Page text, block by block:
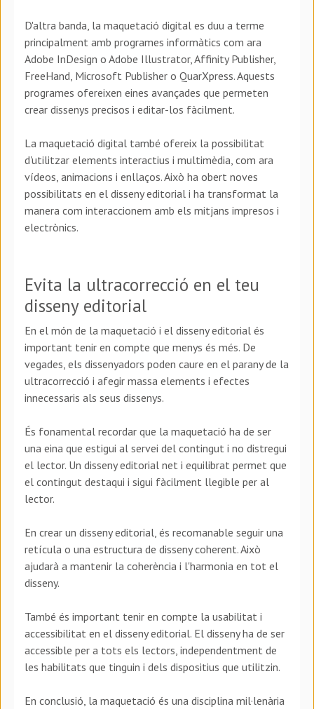
D'altra banda, la maquetació digital es duu a terme
principalment amb programes informàtics com ara
Adobe InDesign o Adobe Illustrator, Affinity Publisher,
FreeHand, Microsoft Publisher o QuarXpress. Aquests
programes ofereixen eines avançades que permeten
crear dissenys precisos i editar-los fàcilment.
La maquetació digital també ofereix la possibilitat
d'utilitzar elements interactius i multimèdia, com ara
vídeos, animacions i enllaços. Això ha obert noves
possibilitats en el disseny editorial i ha transformat la
manera com interaccionem amb els mitjans impresos i
electrònics.
Evita la ultracorrecció en el teu
disseny editorial
En el món de la maquetació i el disseny editorial és
important tenir en compte que menys és més. De
vegades, els dissenyadors poden caure en el parany de la
ultracorrecció i afegir massa elements i efectes
innecessaris als seus dissenys.
És fonamental recordar que la maquetació ha de ser
una eina que estigui al servei del contingut i no distregui
el lector. Un disseny editorial net i equilibrat permet que
el contingut destaqui i sigui fàcilment llegible per al
lector.
En crear un disseny editorial, és recomanable seguir una
retícula o una estructura de disseny coherent. Això
ajudarà a mantenir la coherència i l'harmonia en tot el
disseny.
També és important tenir en compte la usabilitat i
accessibilitat en el disseny editorial. El disseny ha de ser
accessible per a tots els lectors, independentment de
les habilitats que tinguin i dels dispositius que utilitzin.
En conclusió, la maquetació és una disciplina mil·lenària